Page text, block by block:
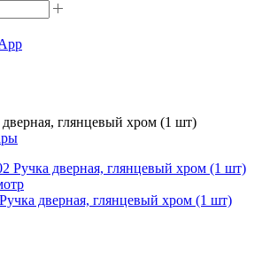
глянцевый хром (1 шт)
дверная, глянцевый хром (1 шт)